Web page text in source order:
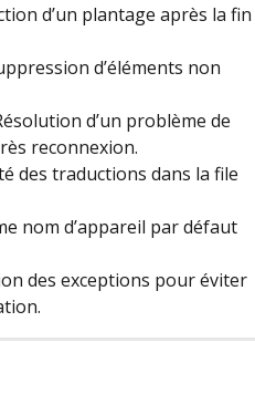
d’un plantage après la fin
d’éléments non
d’un problème de
reconnexion.
des traductions dans la file
nom d’appareil par défaut
des exceptions pour éviter